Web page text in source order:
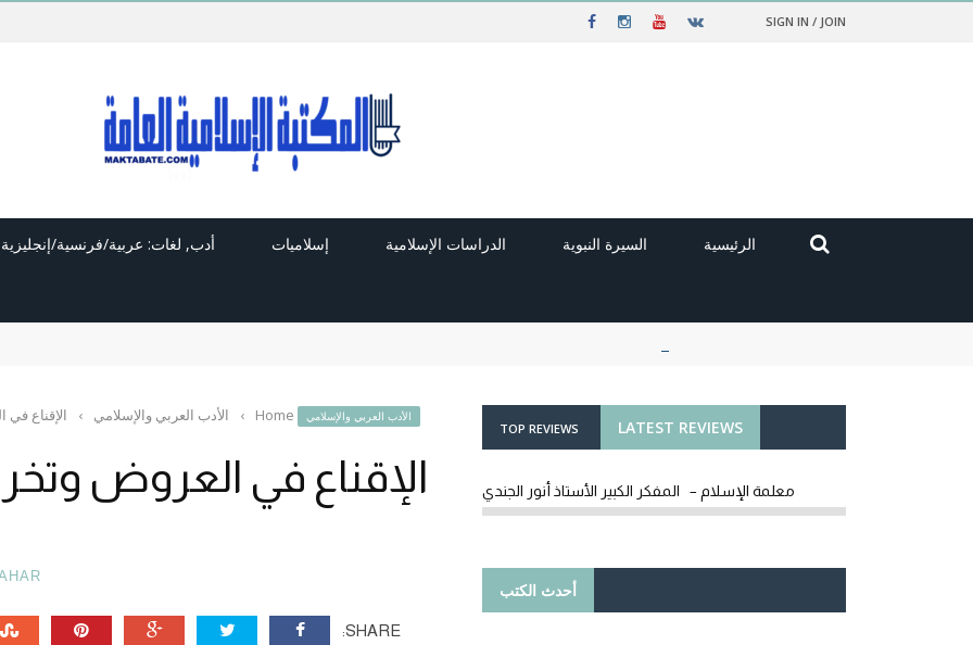
SIGN IN / JOIN
الرئيسية السيرة النبوية الدراسات الإسلامية إسلاميات أدب, لغات: عربية/فرنسية/إنجليزية
الأدب العربي والإسلامي Home
› الأدب العربي والإسلامي › الإقناع
الإقناع في العروض
SHARE:
LATEST REVIEWS
TOP REVIEWS
معلمة الإسلام – المفكر الكبير الأستاذ أنور الجندي
أحدث الكتب